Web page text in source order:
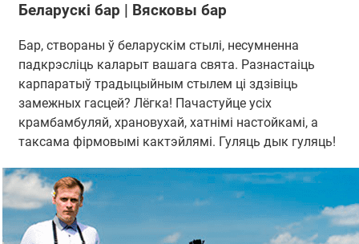
Беларускі бар | Вясковы бар
Бар, створаны ў беларускім стылі, несумненна
падкрэсліць каларыт вашага свята. Разнастаіць
карпаратыў традыцыйным стылем ці здзівіць
замежных гасцей? Лёгка! Пачастуйце усіх
крамбамбуляй, храновухай, хатнімі настойкамі, а
таксама фірмовымі кактэйлямі. Гуляць дык гуляць!